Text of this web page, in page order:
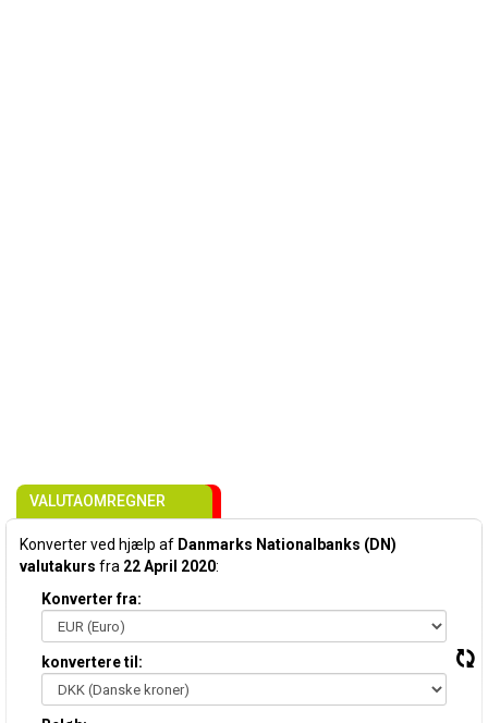
VALUTAOMREGNER
Konverter ved hjælp af Danmarks Nationalbanks (DN)
valutakurs fra 22 April 2020:
Konverter fra:
konvertere til: